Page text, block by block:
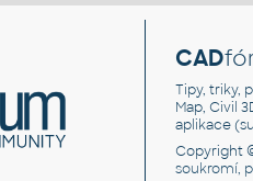
CAD
Tipy, triky,
Map, Civil
aplikace
Copyright
soukromí,